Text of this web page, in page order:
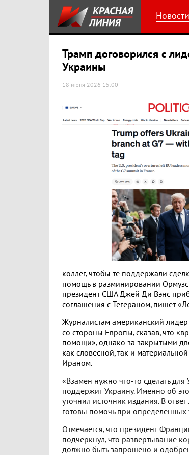
Новости
Трамп договорился с
Украины
18 июня 2026 15:00
коллег, чтобы те поддержали
помощь в разминировании
президент США Джей Ди Вэнс
соглашения с Тегераном, пишет
Журналистам американский
со стороны Европы, сказав, что
помощи», однако за закрытыми
как словесной, так и
Ираном.
«Взамен нужно что-то сделать для
поддержит Украину. Именно об
уточнил источник издания. В
готовы помочь при определенных
Отмечается, что президент
подчеркнул, что развертывание
должно быть запрошено и